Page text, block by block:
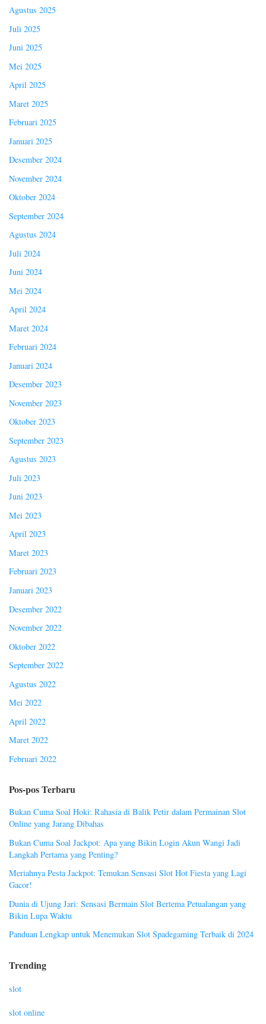
Agustus 2025
Juli 2025
Juni 2025
Mei 2025
April 2025
Maret 2025
Februari 2025
Januari 2025
Desember 2024
November 2024
Oktober 2024
September 2024
Agustus 2024
Juli 2024
Juni 2024
Mei 2024
April 2024
Maret 2024
Februari 2024
Januari 2024
Desember 2023
November 2023
Oktober 2023
September 2023
Agustus 2023
Juli 2023
Juni 2023
Mei 2023
April 2023
Maret 2023
Februari 2023
Januari 2023
Desember 2022
November 2022
Oktober 2022
September 2022
Agustus 2022
Mei 2022
April 2022
Maret 2022
Februari 2022
Pos-pos Terbaru
Bukan Cuma Soal Hoki: Rahasia di Balik Petir dalam Permainan Slot
Online yang Jarang Dibahas
Bukan Cuma Soal Jackpot: Apa yang Bikin Login Akun Wangi Jadi
Langkah Pertama yang Penting?
Meriahnya Pesta Jackpot: Temukan Sensasi Slot Hot Fiesta yang Lagi
Gacor!
Dunia di Ujung Jari: Sensasi Bermain Slot Bertema Petualangan yang
Bikin Lupa Waktu
Panduan Lengkap untuk Menemukan Slot Spadegaming Terbaik di 2024
Trending
slot
slot online